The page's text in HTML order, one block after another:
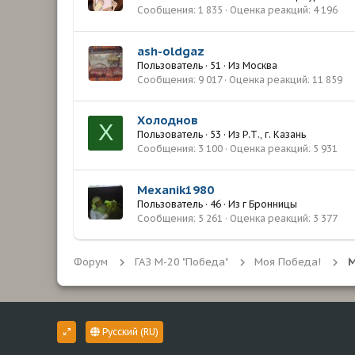
Сообщения 1 835 Оценка реакций 4 196
ash-oldgaz
Пользователь · 51 · Из Москва
Сообщения 9 017 Оценка реакций 11 859
Х Холоднов
Пользователь · 53 · Из Р.Т., г. Казань
Сообщения 3 100 Оценка реакций 5 931
Mexanik1980
Пользователь · 46 · Из г Бронницы
Сообщения 5 261 Оценка реакций 3 377
Форум ГАЗ М-20 "Победа" Моя Победа!
Русский (RU)